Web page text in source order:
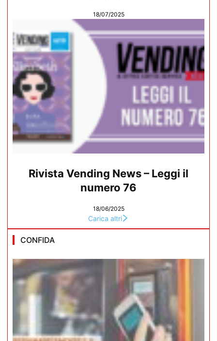
18/07/2025
Rivista Vending News – Leggi il
numero 76
18/06/2025
Carica altri
CONFIDA